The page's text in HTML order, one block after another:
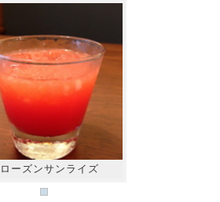
ーズンサンライズ